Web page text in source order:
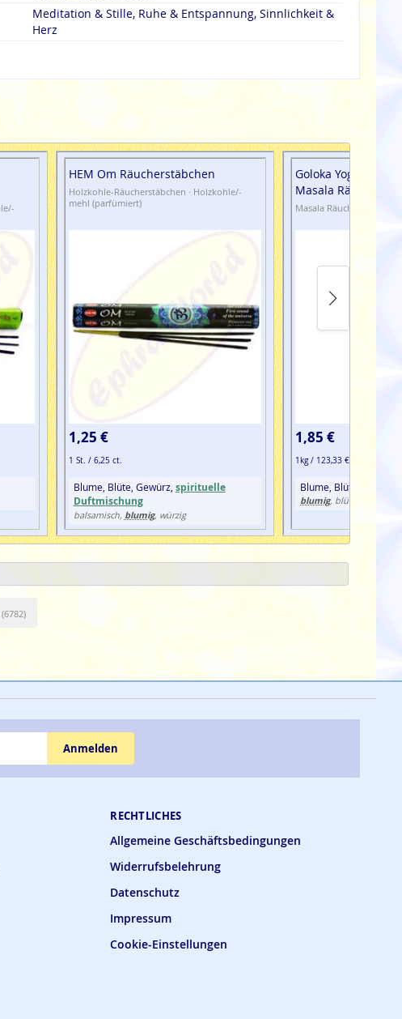
Meditation & Stille, Ruhe & Entspannung, Sinnlichkeit &
Herz
HEM Om Räucherstäbchen
Holzkohle-Räucherstäbchen · Holzkohle/-
mehl (parfümiert)
1,25 €
1 St. / 6,25 ct.
Blume, Blüte, Gewürz, spirituelle
Duftmischung
balsamisch, blumig, würzig
Goloka Yoga
Masala
Masala Räucherstäbchen
1,85 €
1kg / 123,33 €
Blume, Blüte, Harz,
blumig, blütenblättrig,
(6782)
RECHTLICHES
Allgemeine Geschäftsbedingungen
Widerrufsbelehrung
Datenschutz
Impressum
Cookie-Einstellungen
Anmelden